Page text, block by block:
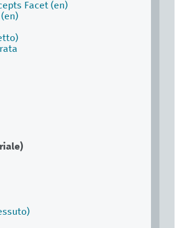
Facet (en)